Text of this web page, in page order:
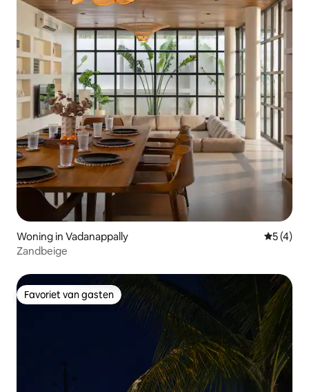
Woning in Vadanappally
5 (4)
Zandbeige
Favoriet van gasten
Favoriet van gasten